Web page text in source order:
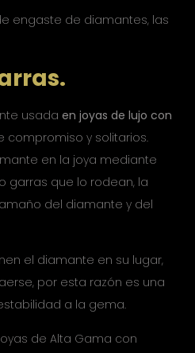
engaste de diamantes, las
usada en joyas de lujo con
compromiso y solitarios.
en la joya mediante
garras que lo rodean, la
del diamante y del
el diamante en su lugar,
por esta razón es una
a la gema.